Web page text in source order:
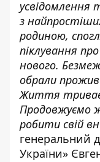
з
родиною,
піклування
нового.
обрали
Життя
Продовжуємо
робити свій
генеральний
України»